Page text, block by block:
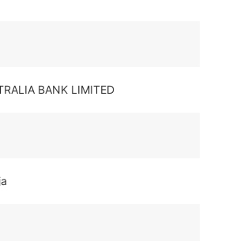
BANK LIMITED